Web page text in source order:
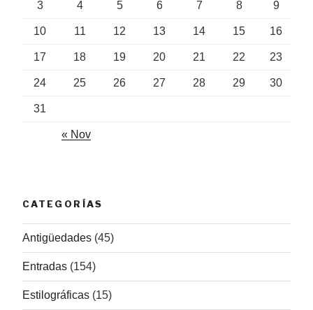
3 4 5 6 7 8 9
10 11 12 13 14 15 16
17 18 19 20 21 22 23
24 25 26 27 28 29 30
31
« Nov
CATEGORÍAS
Antigüedades (45)
Entradas (154)
Estilográficas (15)